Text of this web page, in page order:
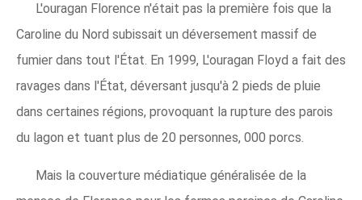
L'ouragan Florence n'était pas la première fois que la
Caroline du Nord subissait un déversement massif de
fumier dans tout l'État. En 1999, L'ouragan Floyd a fait des
ravages dans l'État, déversant jusqu'à 2 pieds de pluie
dans certaines régions, provoquant la rupture des parois
du lagon et tuant plus de 20 personnes, 000 porcs.
Mais la couverture médiatique généralisée de la